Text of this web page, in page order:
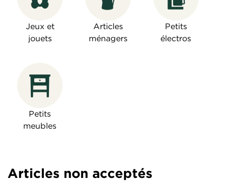
Jeux et
jouets
Articles
ménagers
Petits
électros
Petits
meubles
Articles non acceptés